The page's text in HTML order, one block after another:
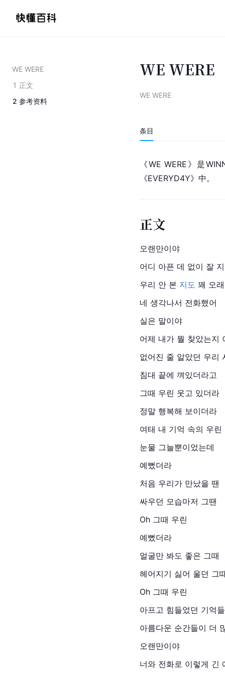
WE WERE
1 正文
2 参考资料
WE WERE
WE WERE
条目
《WE WERE》是
《EVERYD4Y》中。
正文
오랜만이야
어디 아픈 데 없이 잘
우리 안 본 지도 꽤 오
네 생각나서 전화했어
실은 말이야
어제 내가 뭘 찾았는지
없어진 줄 알았던 우리
침대 끝에 껴있더라고
그때 우린 웃고 있더라
정말 행복해 보이더라
여태 내 기억 속의 우린
눈물 그늘뿐이었는데
예뻤더라
처음 우리가 만났을 땐
싸우던 모습마저 그땐
Oh 그때 우린
예뻤더라
얼굴만 봐도 좋은 그때
헤어지기 싫어 울던 그
Oh 그때 우린
아프고 힘들었던 기억
아름다운 순간들이 더
오랜만이야
너와 전화로 이렇게 긴